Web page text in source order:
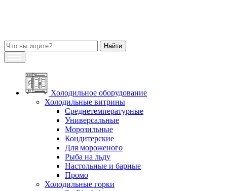
Холодильное оборудование
Холодильные витрины
Среднетемпературные
Универсальные
Морозильные
Кондитерские
Для мороженого
Рыба на льду
Настольные и барные
Промо
Холодильные горки